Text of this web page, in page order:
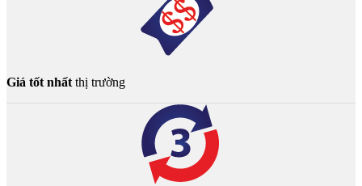
Giá tốt nhất thị trường